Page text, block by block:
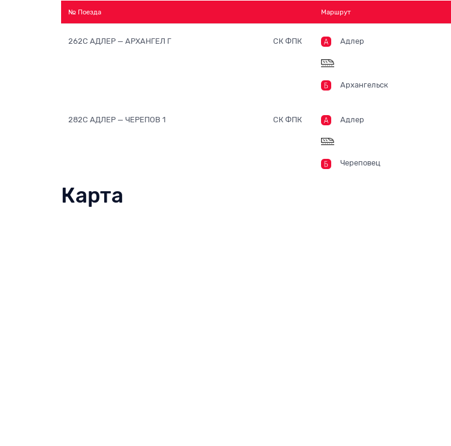
№ Поезда Маршрут
262С АДЛЕР — АРХАНГЕЛ Г СК ФПК Адлер
Архангельск
282С АДЛЕР — ЧЕРЕПОВ 1 СК ФПК Адлер
Череповец
Карта